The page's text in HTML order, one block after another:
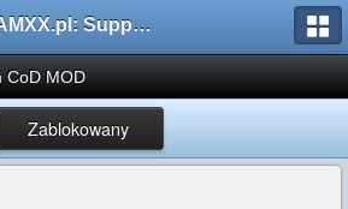
AMXX.pl: Support AMX Mod X i SourceMod
CoD MOD
Zablokowany